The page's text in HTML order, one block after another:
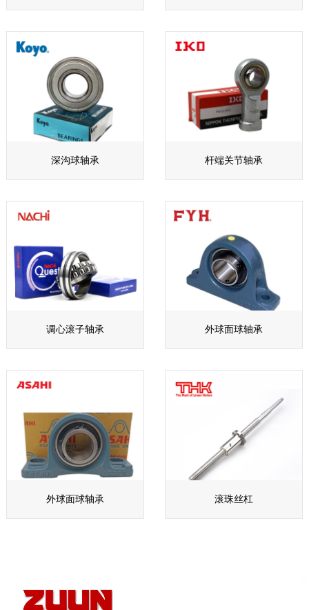
深沟球轴承 杆端关节轴承
调心滚子轴承 外球面球轴承
外球面球轴承 滚珠丝杠